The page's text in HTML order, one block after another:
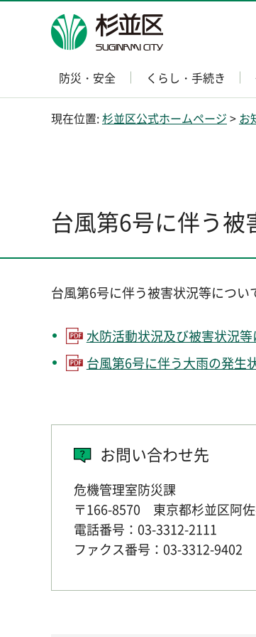
杉並区
防災・安全 くらし・手続き
現在位置:杉並区公式ホームページ > お
台風第6号に伴う被
台風第6号に伴う被害状況等につい
水防活動状況及び被害状況等
台風第6号に伴う大雨の発生
お問い合わせ先
危機管理室防災課
〒166-8570 東京都杉並区阿
電話番号：03-3312-2111
ファクス番号：03-3312-9402